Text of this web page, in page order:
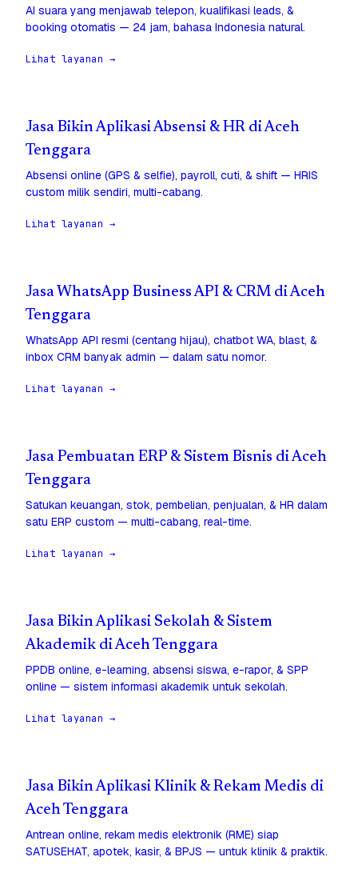
AI suara yang menjawab telepon, kualifikasi leads, &
booking otomatis — 24 jam, bahasa Indonesia natural.
Lihat layanan →
Jasa Bikin Aplikasi Absensi & HR di Aceh
Tenggara
Absensi online (GPS & selfie), payroll, cuti, & shift — HRIS
custom milik sendiri, multi-cabang.
Lihat layanan →
Jasa WhatsApp Business API & CRM di Aceh
Tenggara
WhatsApp API resmi (centang hijau), chatbot WA, blast, &
inbox CRM banyak admin — dalam satu nomor.
Lihat layanan →
Jasa Pembuatan ERP & Sistem Bisnis di Aceh
Tenggara
Satukan keuangan, stok, pembelian, penjualan, & HR dalam
satu ERP custom — multi-cabang, real-time.
Lihat layanan →
Jasa Bikin Aplikasi Sekolah & Sistem
Akademik di Aceh Tenggara
PPDB online, e-learning, absensi siswa, e-rapor, & SPP
online — sistem informasi akademik untuk sekolah.
Lihat layanan →
Jasa Bikin Aplikasi Klinik & Rekam Medis di
Aceh Tenggara
Antrean online, rekam medis elektronik (RME) siap
SATUSEHAT, apotek, kasir, & BPJS — untuk klinik & praktik.